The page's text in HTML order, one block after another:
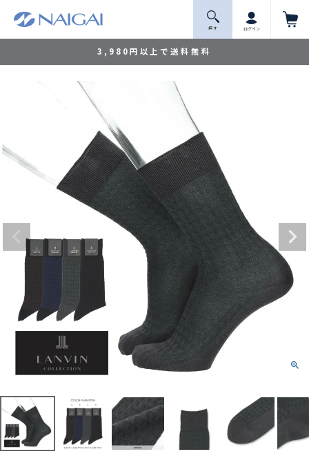
3,980円以上で送料無料
探 す ログイン